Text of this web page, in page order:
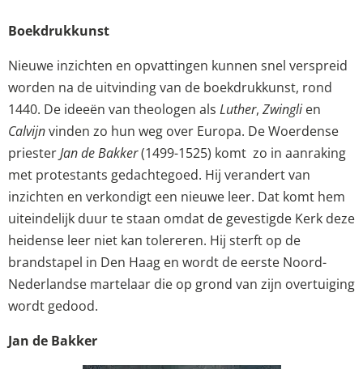
Boekdrukkunst
Nieuwe inzichten en opvattingen kunnen snel verspreid
worden na de uitvinding van de boekdrukkunst, rond
1440. De ideeën van theologen als Luther, Zwingli en
Calvijnvinden zo hun weg over Europa. De Woerdense
priesterJan de Bakker(1499-1525) komt zo in aanraking
met protestants gedachtegoed. Hij verandert van
inzichten en verkondigt een nieuwe leer. Dat komt hem
uiteindelijk duur te staan omdat de gevestigde Kerk deze
heidense leer niet kan tolereren. Hij sterft op de
brandstapel in Den Haag en wordt de eerste Noord-
Nederlandse martelaar die op grond van zijn overtuiging
wordt gedood.
Jan de Bakker